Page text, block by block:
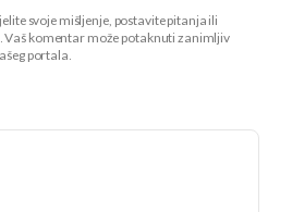
svoje mišljenje, postavite pitanja ili
Vaš komentar može potaknuti zanimljiv
portala.